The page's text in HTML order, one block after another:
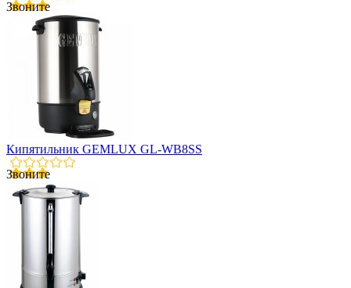
Звоните
Кипятильник GEMLUX GL-WB8SS
Звоните